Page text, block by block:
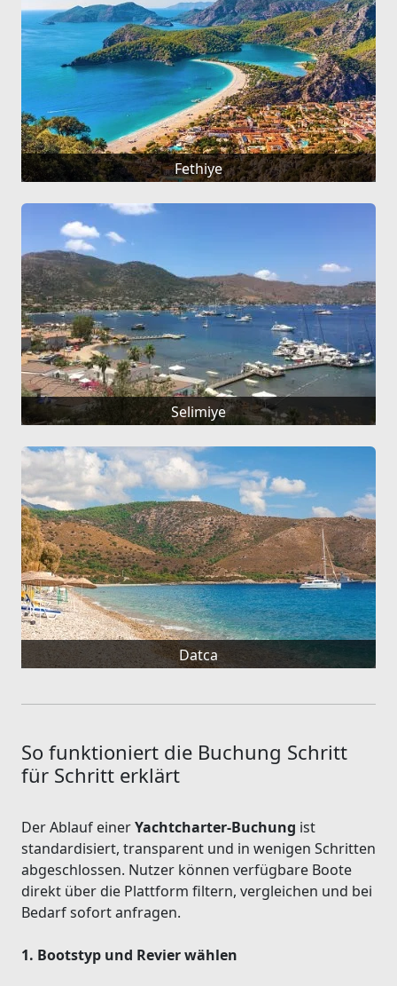
Fethiye
Selimiye
Datca
So funktioniert die Buchung Schritt
für Schritt erklärt
Der Ablauf einerYachtcharter-Buchung ist
standardisiert, transparent und in wenigen Schritten
abgeschlossen. Nutzer können verfügbare Boote
direkt über die Plattform filtern, vergleichen und bei
Bedarf sofort anfragen.
1. Bootstyp und Revier wählen